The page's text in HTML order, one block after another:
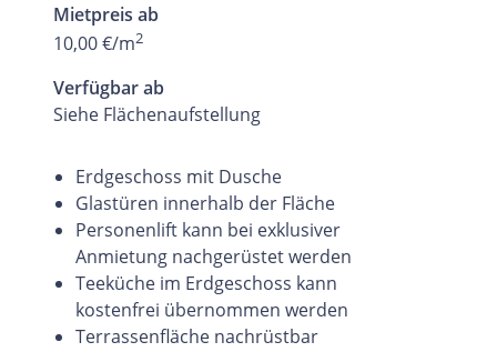
Mietpreis ab
10,00 €/m2
Verfügbar ab
Siehe Flächenaufstellung
Erdgeschoss mit Dusche
Glastüren innerhalb der Fläche
Personenlift kann bei exklusiver
Anmietung nachgerüstet werden
Teeküche im Erdgeschoss kann
kostenfrei übernommen werden
Terrassenfläche nachrüstbar